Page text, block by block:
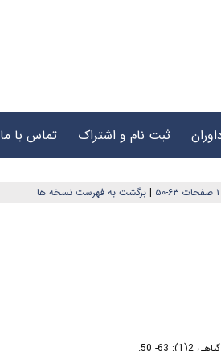
ثبت نام و اشتراک تماس با ما
|برگشت به فهرست نسخه ها